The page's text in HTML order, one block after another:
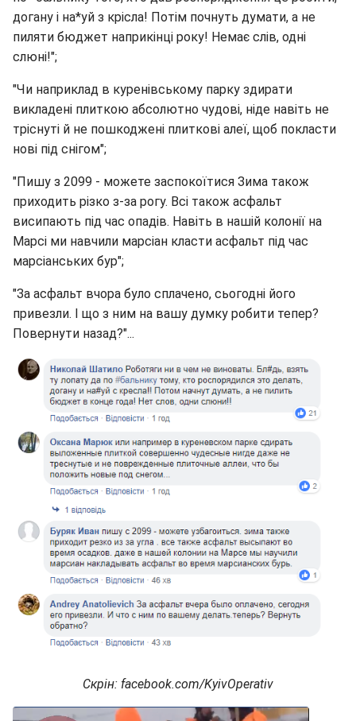
догану і на*уй з крісла! Потім почнуть думати, а не
пиляти бюджет наприкінці року! Немає слів, одні
слюні!";
"Чи наприклад в куренівському парку здирати
викладені плиткою абсолютно чудові, ніде навіть не
тріснуті й не пошкоджені плиткові алеї, щоб покласти
нові під снігом";
"Пишу з 2099 - можете заспокоїтися Зима також
приходить різко з-за рогу. Всі також асфальт
висипають під час опадів. Навіть в нашій колонії на
Марсі ми навчили марсіан класти асфальт під час
марсіанських бур";
"За асфальт вчора було сплачено, сьогодні його
привезли. І що з ним на вашу думку робити тепер?
Повернути назад?"...
Скрін: facebook.com/KyivOperativ